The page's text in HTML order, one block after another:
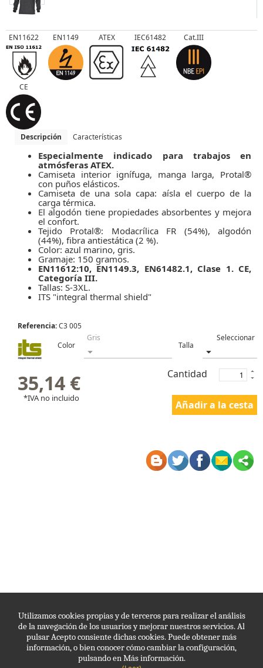
Utilizamos cookies propias y de terceros para realizar el análisis
de la navegación de los usuarios y mejorar nuestros servicios. Al
pulsar Acepto consiente dichas cookies. Puede obtener más
información, o bien conocer cómo cambiar la configuración,
pulsando en Más información.
EN11622 EN1149 ATEX IEC61482 Cat.III
CE
Descripción Características
Especialmente indicado para trabajos en
atmósferas ATEX.
Camiseta interior ignífuga, manga larga, Protal®
con puños elásticos.
Camiseta de una sola capa: aísla el cuerpo de la
carga térmica.
El algodón tiene propiedades absorbentes y mejora
el confort.
Tejido Protal®: Modacrílica FR (54%), algodón
(44%), fibra antiestática (2 %).
Color: azul marino, gris.
Gramaje: 150 gramos.
EN11612:10, EN1149.3, EN61482.1, Clase 1. CE,
Categoría III.
Tallas: S-3XL.
ITS "integral thermal shield"
Referencia:C3 005
Color
Talla
35,14 €
*IVA no incluido
Cantidad